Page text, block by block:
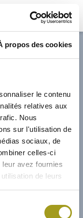
propos des cookies
le contenu
relatives aux
Nous
sur l'utilisation de
sociaux, de
celles-ci
avez fournies
de leurs
33,00€